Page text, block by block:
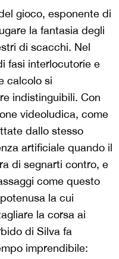
gioco, esponente di
la fantasia degli
di scacchi. Nel
fasi interlocutorie e
calcolo si
indistinguibili. Con
videoludica, come
dallo stesso
artificiale quando il
di segnarti contro, e
come questo
la cui
la corsa ai
di Silva fa
imprendibile: